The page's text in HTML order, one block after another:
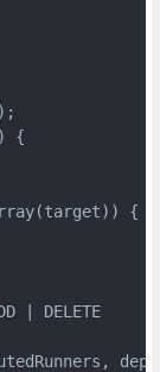
{
{
| DELETE